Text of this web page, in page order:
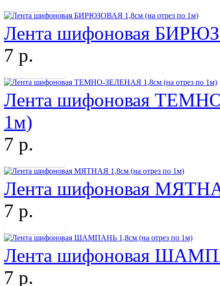
Лента шифоновая
7 р.
Лента шифоновая
1м)
7 р.
Лента шифоновая
7 р.
Лента шифоновая
7 р.